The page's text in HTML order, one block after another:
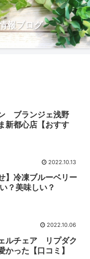
報ブログ
ブランジェ浅野
都心店【おすす
2022.10.13
】冷凍ブルーベリー
？美味しい？
2022.10.06
ルチェア リプダク
かった【口コミ】